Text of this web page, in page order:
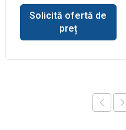
Solicită ofertă de
preț